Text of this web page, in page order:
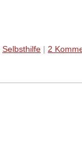
Selbsthilfe 2